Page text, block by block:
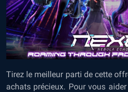
Tirez le meilleur parti de cette
achats précieux. Pour vous